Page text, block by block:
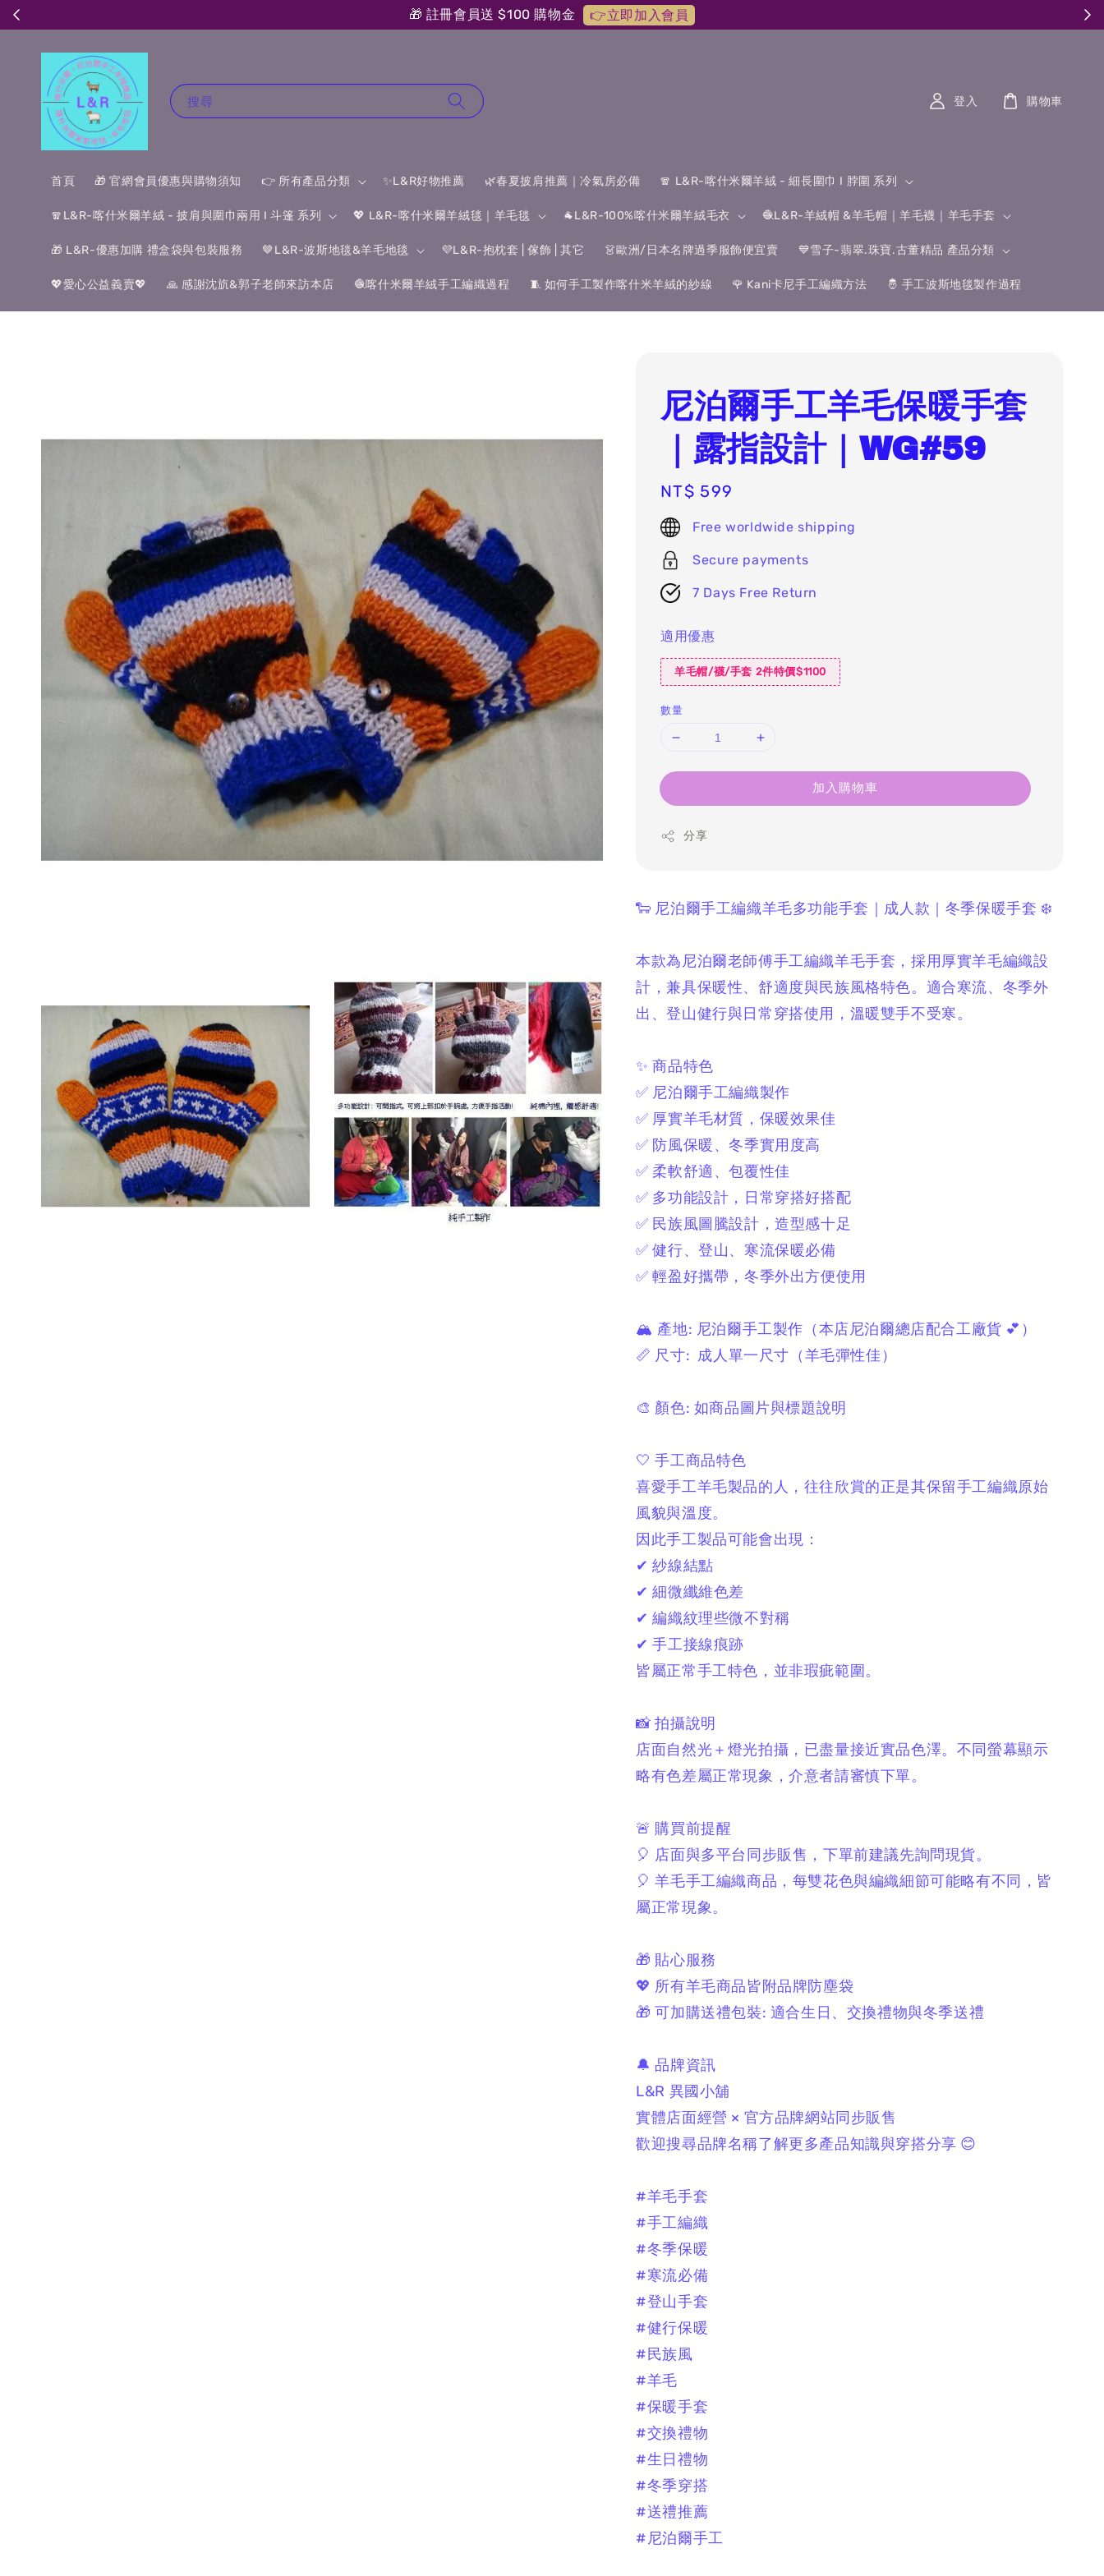
🎁 註冊會員送 $100 購物金 👉立即加入會員
搜尋
首頁 🎁 官網會員優惠與購物須知 👉 所有產品分類 ✨L&R好物推薦 🌿春夏披肩推薦｜冷氣房必備 🧣 L&R-喀什米爾羊絨 - 細長圍巾 I 脖圍 系列
🧣L&R-喀什米爾羊絨 - 披肩與圍巾兩用 I 斗篷 系列 💖 L&R-喀什米爾羊絨毯｜羊毛毯 🐐L&R-100%喀什米爾羊絨毛衣 🧶L&R-羊絨帽 &羊毛帽｜羊毛襪｜羊毛手套
🎁 L&R-優惠加購 禮盒袋與包裝服務 🤎L&R-波斯地毯&羊毛地毯 💜L&R-抱枕套 | 傢飾 | 其它 👗歐洲/日本名牌過季服飾便宜賣 💙雪子-翡翠.珠寶.古董精品 產品分類
💖愛心公益義賣💖 🙏 感謝沈斻&郭子老師來訪本店 🧶喀什米爾羊絨手工編織過程 🧵 如何手工製作喀什米羊絨的紗線 🌹 Kani卡尼手工編織方法 🤴 手工波斯地毯製作過程
登入 購物車
尼泊爾手工羊毛保暖手套
｜露指設計｜WG#59
Regular
price
NT$ 599
Free worldwide shipping
Secure payments
7 Days Free Return
適用優惠
羊毛帽/襪/手套 2件特價$1100
數量
加入購物車
分享
🐑 尼泊爾手工編織羊毛多功能手套｜成人款｜冬季保暖手套 ❄️
本款為尼泊爾老師傅手工編織羊毛手套， 採用厚實羊毛編織設
計，兼具保暖性、舒適度與民族風格特色。 適合寒流、冬季外
出、登山健行與日常穿搭使用， 溫暖雙手不受寒。
✨ 商品特色
✅ 尼泊爾手工編織製作
✅ 厚實羊毛材質，保暖效果佳
✅ 防風保暖、冬季實用度高
✅ 柔軟舒適、包覆性佳
✅ 多功能設計，日常穿搭好搭配
✅ 民族風圖騰設計，造型感十足
✅ 健行、登山、寒流保暖必備
✅ 輕盈好攜帶，冬季外出方便使用
🏔 產地: 尼泊爾手工製作 （本店尼泊爾總店配合工廠貨 💕）
📏 尺寸: 成人單一尺寸 （羊毛彈性佳）
🎨 顏色: 如商品圖片與標題說明
🤍 手工商品特色
喜愛手工羊毛製品的人， 往往欣賞的正是其保留手工編織原始
風貌與溫度。
因此手工製品可能會出現：
✔ 紗線結點
✔ 細微纖維色差
✔ 編織紋理些微不對稱
✔ 手工接線痕跡
皆屬正常手工特色， 並非瑕疵範圍。
📸 拍攝說明
店面自然光＋燈光拍攝， 已盡量接近實品色澤。 不同螢幕顯示
略有色差屬正常現象，介意者請審慎下單。
🚨 購買前提醒
🎈 店面與多平台同步販售， 下單前建議先詢問現貨。
🎈 羊毛手工編織商品， 每雙花色與編織細節可能略有不同， 皆
屬正常現象。
🎁 貼心服務
💖 所有羊毛商品皆附品牌防塵袋
🎁 可加購送禮包裝: 適合生日、交換禮物與冬季送禮
🔔 品牌資訊
L&R 異國小舖
實體店面經營 × 官方品牌網站同步販售
歡迎搜尋品牌名稱了解更多產品知識與穿搭分享 😊
#羊毛手套
#手工編織
#冬季保暖
#寒流必備
#登山手套
#健行保暖
#民族風
#羊毛
#保暖手套
#交換禮物
#生日禮物
#冬季穿搭
#送禮推薦
#尼泊爾手工